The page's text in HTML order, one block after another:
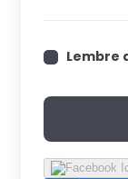
Lembre